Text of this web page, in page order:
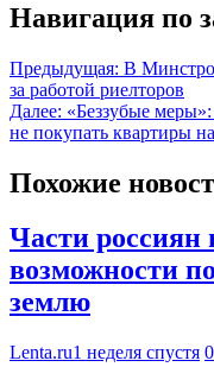
Навигация по
Предыдущая: В
за работой риелторов
Далее: «Беззубые
не покупать квартиры
Похожие
Части россиян
возможности
землю
Lenta.ru1 неделя спустя 0